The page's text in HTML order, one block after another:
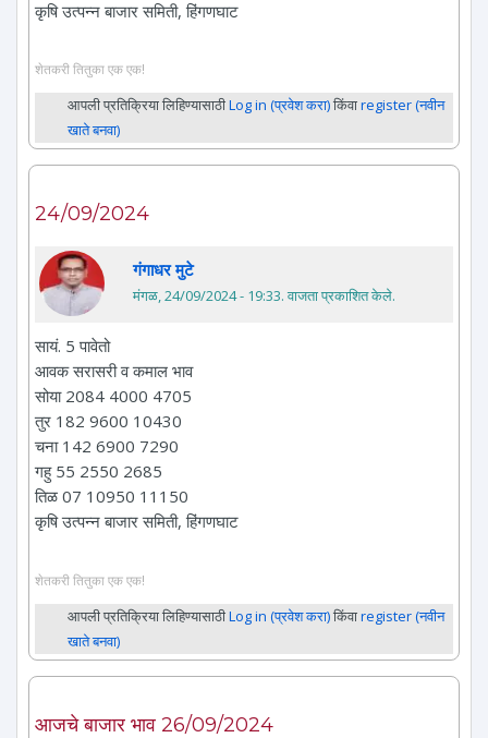
कृषि उत्पन्न बाजार समिती, हिंगणघाट
शेतकरी तितुका एक एक!
आपली प्रतिक्रिया लिहिण्यासाठीLog in (प्रवेश करा)किंवाregister (नवीन
खाते बनवा)
24/09/2024
गंगाधर मुटे
मंगळ, 24/09/2024 - 19:33. वाजता प्रकाशित केले.
सायं. 5 पावेतो
आवक सरासरी व कमाल भाव
सोया 2084 4000 4705
तुर 182 9600 10430
चना 142 6900 7290
गहु 55 2550 2685
तिळ 07 10950 11150
कृषि उत्पन्न बाजार समिती, हिंगणघाट
शेतकरी तितुका एक एक!
आपली प्रतिक्रिया लिहिण्यासाठीLog in (प्रवेश करा)किंवाregister (नवीन
खाते बनवा)
आजचे बाजार भाव 26/09/2024